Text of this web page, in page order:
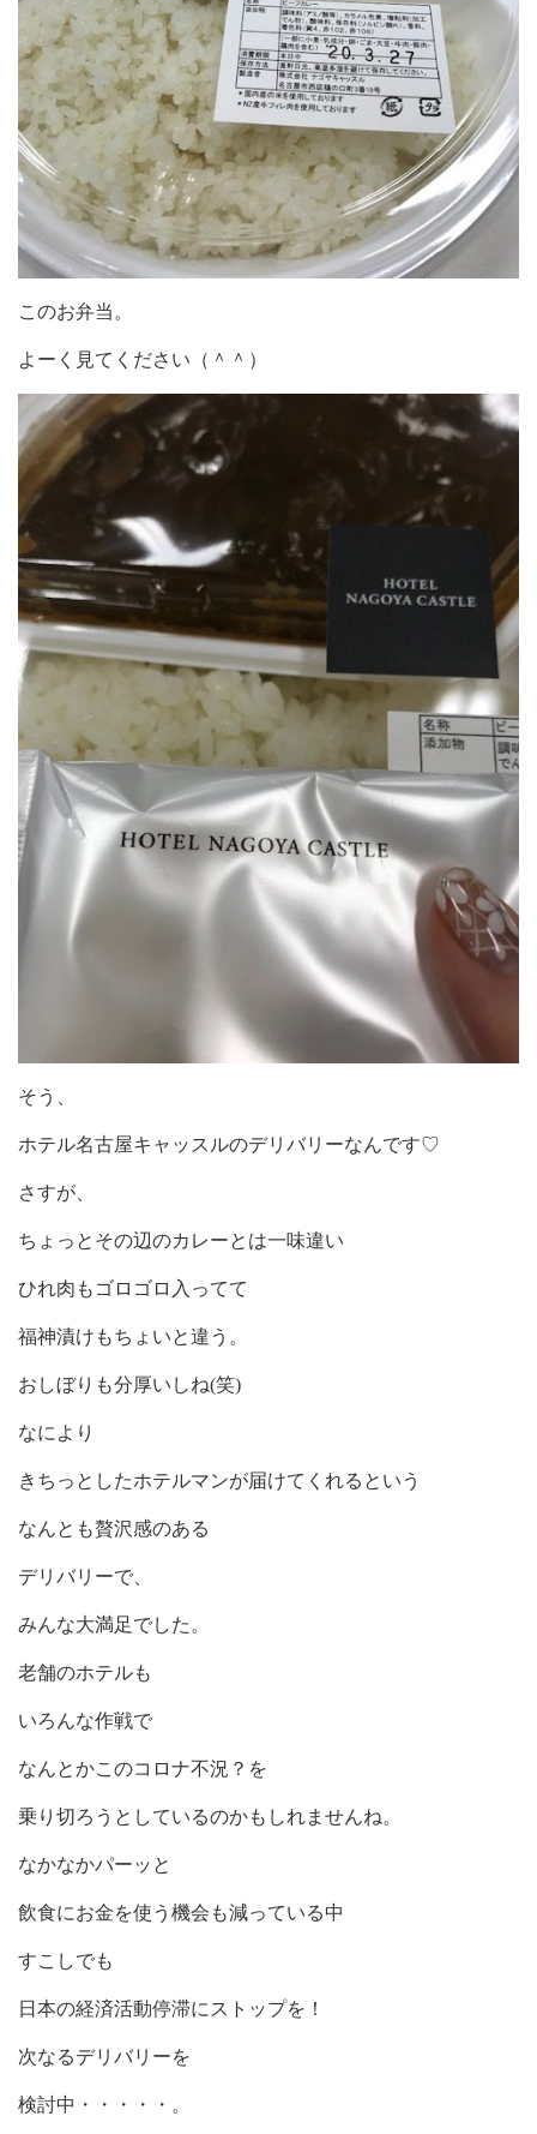
このお弁当。
よーく見てください（＾＾）
そう、
ホテル名古屋キャッスルのデリバリーなんです♡
さすが、
ちょっとその辺のカレーとは一味違い
ひれ肉もゴロゴロ入ってて
福神漬けもちょいと違う。
おしぼりも分厚いしね(笑)
なにより
きちっとしたホテルマンが届けてくれるという
なんとも贅沢感のある
デリバリーで、
みんな大満足でした。
老舗のホテルも
いろんな作戦で
なんとかこのコロナ不況？を
乗り切ろうとしているのかもしれませんね。
なかなかパーッと
飲食にお金を使う機会も減っている中
すこしでも
日本の経済活動停滞にストップを！
次なるデリバリーを
検討中・・・・・。